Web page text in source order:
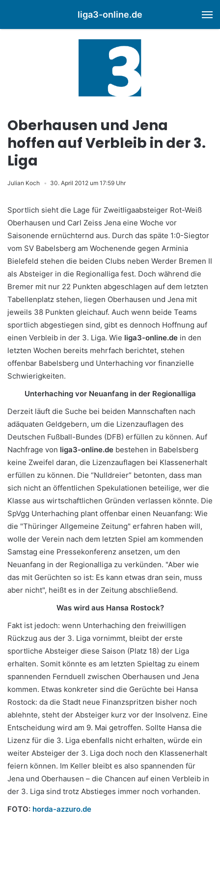
liga3-online.de
Oberhausen und Jena
hoffen auf Verbleib in der 3.
Liga
Julian Koch 30. April 2012 um 17:59 Uhr
Sportlich sieht die Lage für Zweitligaabsteiger Rot-Weiß
Oberhausen und Carl Zeiss Jena eine Woche vor
Saisonende ernüchternd aus. Durch das späte 1:0-Siegtor
vom SV Babelsberg am Wochenende gegen Arminia
Bielefeld stehen die beiden Clubs neben Werder Bremen II
als Absteiger in die Regionalliga fest. Doch während die
Bremer mit nur 22 Punkten abgeschlagen auf dem letzten
Tabellenplatz stehen, liegen Oberhausen und Jena mit
jeweils 38 Punkten gleichauf. Auch wenn beide Teams
sportlich abgestiegen sind, gibt es dennoch Hoffnung auf
einen Verbleib in der 3. Liga. Wie liga3-online.de in den
letzten Wochen bereits mehrfach berichtet, stehen
offenbar Babelsberg und Unterhaching vor finanzielle
Schwierigkeiten.
Unterhaching vor Neuanfang in der Regionalliga
Derzeit läuft die Suche bei beiden Mannschaften nach
adäquaten Geldgebern, um die Lizenzauflagen des
Deutschen Fußball-Bundes (DFB) erfüllen zu können. Auf
Nachfrage von liga3-online.de bestehen in Babelsberg
keine Zweifel daran, die Lizenzauflagen bei Klassenerhalt
erfüllen zu können. Die “Nulldreier” betonten, dass man
sich nicht an öffentlichen Spekulationen beteilige, wer die
Klasse aus wirtschaftlichen Gründen verlassen könnte. Die
SpVgg Unterhaching plant offenbar einen Neuanfang: Wie
die "Thüringer Allgemeine Zeitung" erfahren haben will,
wolle der Verein nach dem letzten Spiel am kommenden
Samstag eine Pressekonferenz ansetzen, um den
Neuanfang in der Regionalliga zu verkünden. "Aber wie
das mit Gerüchten so ist: Es kann etwas dran sein, muss
aber nicht", heißt es in der Zeitung abschließend.
Was wird aus Hansa Rostock?
Fakt ist jedoch: wenn Unterhaching den freiwilligen
Rückzug aus der 3. Liga vornimmt, bleibt der erste
sportliche Absteiger diese Saison (Platz 18) der Liga
erhalten. Somit könnte es am letzten Spieltag zu einem
spannenden Fernduell zwischen Oberhausen und Jena
kommen. Etwas konkreter sind die Gerüchte bei Hansa
Rostock: da die Stadt neue Finanzspritzen bisher noch
ablehnte, steht der Absteiger kurz vor der Insolvenz. Eine
Entscheidung wird am 9. Mai getroffen. Sollte Hansa die
Lizenz für die 3. Liga ebenfalls nicht erhalten, würde ein
weiter Absteiger der 3. Liga doch noch den Klassenerhalt
feiern können. Im Keller bleibt es also spannenden für
Jena und Oberhausen – die Chancen auf einen Verbleib in
der 3. Liga sind trotz Abstieges immer noch vorhanden.
FOTO: horda-azzuro.de